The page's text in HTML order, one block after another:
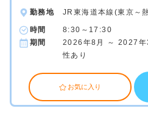
勤務地 JR東海道本線(東京
時間
8:30～17:30
期間
2026年8月 ～ 2027
性あり
お気に入り